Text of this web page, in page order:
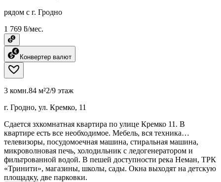
рядом с г. Гродно
1 769 ƃ/мес.
Конвертер валют
3 комн.84 м²2/9 этаж
г. Гродно, ул. Кремко, 11
Сдается зхкомнатная квартира по улице Кремко 11. В
квартире есть все необходимое. Мебель, вся техника…
телевизоры, посудомоечная машина, стиральная машина,
микроволновая печь, холодильник с ледогенератором и
фильтрованной водой. В пешей доступности река Неман, ТРК
«Тринити», магазины, школы, сады. Окна выходят на детскую
площадку, две парковки.